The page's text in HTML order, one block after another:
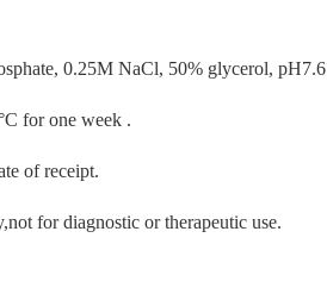
0.25M NaCl, 50% glycerol, pH7.6
for one week .
of receipt.
for diagnostic or therapeutic use.